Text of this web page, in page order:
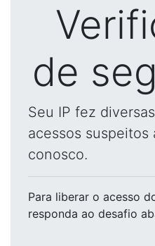
de
Seu IP fez
acessos suspeitos
conosco.
Para liberar o acesso
responda ao desafio